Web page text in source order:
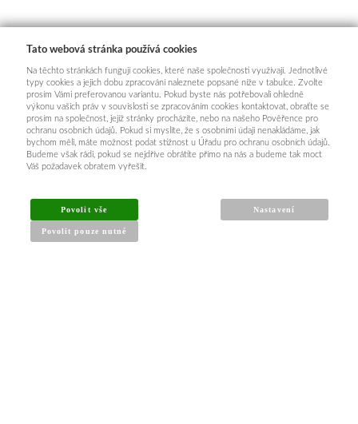
INFORMACE PRO KUPUJÍCÍ
Obchodní podmínky
Tato webová stránka používá cookies
Na těchto stránkách fungují cookies, které naše společnosti využívají. Jednotlivé
typy cookies a jejich dobu zpracování naleznete popsané níže v tabulce. Zvolte
prosím Vámi preferovanou variantu. Pokud byste nás potřebovali ohledně
výkonu vašich práv v souvislosti se zpracováním cookies kontaktovat, obraťte se
prosím na společnost, jejíž stránky procházíte, nebo na našeho Pověřence pro
ochranu osobních údajů. Pokud si myslíte, že s osobními údaji nenakládáme, jak
bychom měli, máte možnost podat stížnost u Úřadu pro ochranu osobních údajů.
Budeme však rádi, pokud se nejdříve obrátíte přímo na nás a budeme tak moct
Váš požadavek obratem vyřešit.
Povolit vše
Povolit pouze nutné
Nastavení